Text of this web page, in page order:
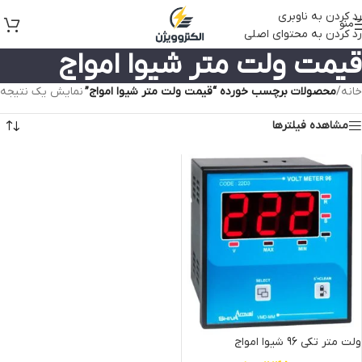
رد کردن به ناوبری
رد کردن به محتوای اصلی
منو
قیمت ولت متر شیوا امواج
خانه/محصولات برچسب خورده “قیمت ولت متر شیوا امواج”نمایش یک نتیجه
مشاهده فیلترها
ولت متر تکی 96 شیوا امواج